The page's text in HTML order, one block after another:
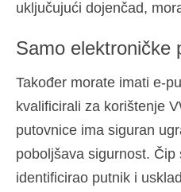
uključujući dojenčad,
Samo elektroničke
Također morate imati e-
kvalificirali za korištenje
putovnice ima siguran
poboljšava sigurnost.
identificirao putnik i